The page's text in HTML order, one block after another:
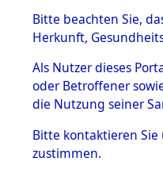
BESTÄNDE
Inhaftierungsdoku
mente
1.2.9 Beim ITS
verwahrte
1.2.9.1
Effekten aus
Bitte beachten Sie,
Herkunft,
Als Nutzer dieses
oder Betroffener
die Nutzung seiner
Bitte kontaktieren
zustimmen.